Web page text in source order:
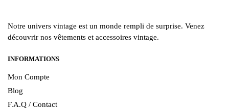
Notre univers vintage est un monde rempli de surprise. Venez
découvrir nos vêtements et accessoires vintage.
INFORMATIONS
Mon Compte
Blog
F.A.Q / Contact